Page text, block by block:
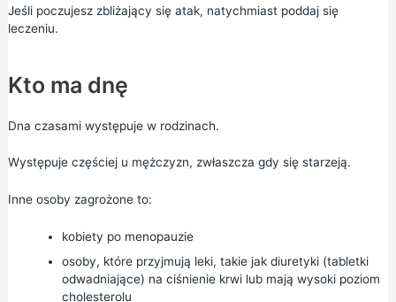
Jeśli poczujesz zbliżający się atak, natychmiast poddaj się
leczeniu.
Kto ma dnę
Dna czasami występuje w rodzinach.
Występuje częściej u mężczyzn, zwłaszcza gdy się starzeją.
Inne osoby zagrożone to:
kobiety po menopauzie
osoby, które przyjmują leki, takie jak diuretyki (tabletki
odwadniające) na ciśnienie krwi lub mają wysoki poziom
cholesterolu